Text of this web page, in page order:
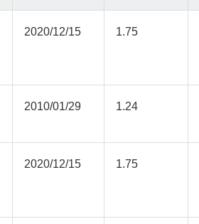
2020/12/15 1.75
2010/01/29 1.24
2020/12/15 1.75